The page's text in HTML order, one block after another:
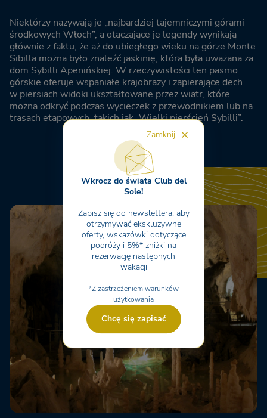
Niektórzy nazywają je „najbardziej tajemniczymi górami
środkowych Włoch”, a otaczające je legendy wynikają
głównie z faktu, że aż do ubiegłego wieku na górze Monte
Sibilla można było znaleźć jaskinię, która była uważana za
dom Sybilli Apenińskiej. W rzeczywistości ten pasmo
górskie oferuje wspaniałe krajobrazy i zapierające dech
w piersiach widoki ukształtowane przez wiatr, które
można odkryć podczas wycieczek z przewodnikiem lub na
trasach etapowych, takich jak „Wielki pierścień Sybilli”.
Zamknij
Wkrocz do świata Club del
Sole!
Zapisz się do newslettera, aby
otrzymywać ekskluzywne
oferty, wskazówki dotyczące
podróży i 5%* zniżki na
rezerwację następnych
wakacji
*Z zastrzeżeniem warunków
użytkowania
Chcę się zapisać